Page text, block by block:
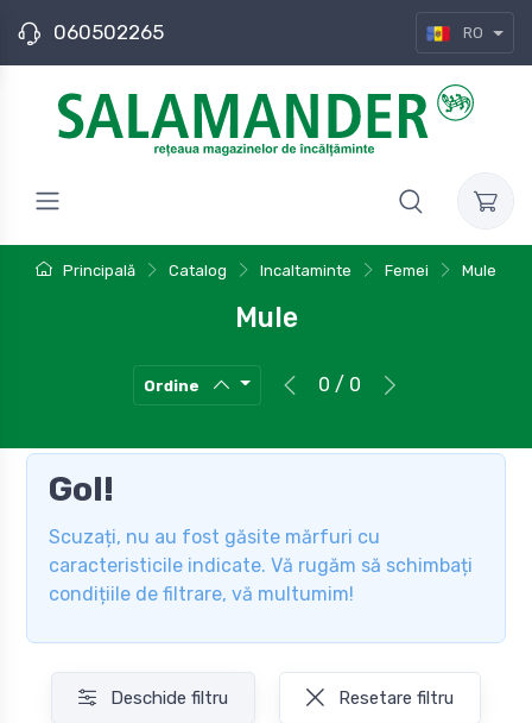
060502265 RO
Principală Catalog Incaltaminte Femei Mule
Mule
Ordine 0 / 0
Gol!
Scuzați, nu au fost găsite mărfuri cu
caracteristicile indicate. Vă rugăm să schimbați
condițiile de filtrare, vă multumim!
Deschide filtru Resetare filtru